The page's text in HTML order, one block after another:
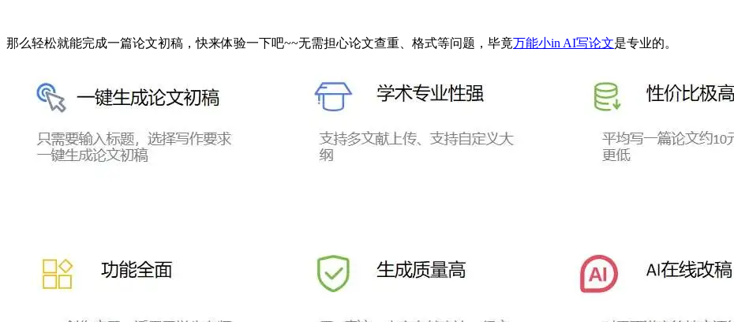
那么轻松就能完成一篇论文初稿，快来体验一下吧~~无需担心论文查重、格式等问题，毕竟万能小in AI写论文是专业的。